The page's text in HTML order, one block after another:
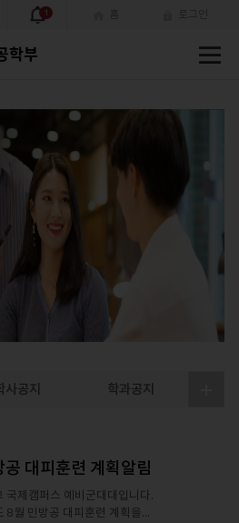
학부
1 로그인
지역사회, 국
에 이바지
하고 있습
대피훈련 계획알림
국제캠퍼스 예비군대대입니다.
8월 민방공 대피훈련 계획을
사공지 학과공지